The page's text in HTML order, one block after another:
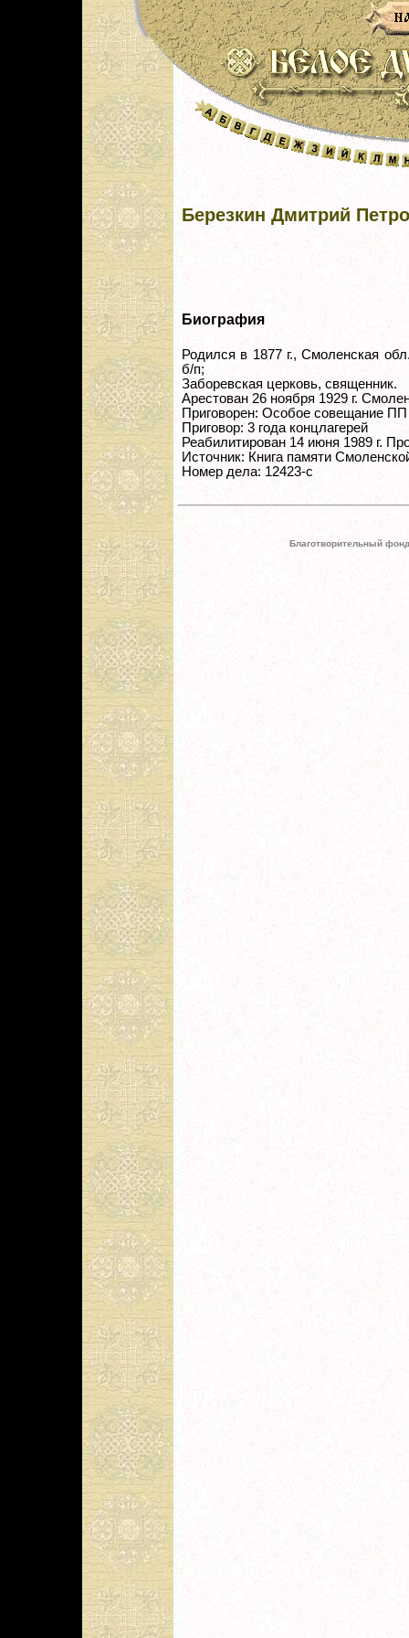
Березкин Дмитрий
Биография
Родился в 1877 г., Смоленская
б/п;
Заборевская церковь, священник.
Арестован 26 ноября 1929 г.
Приговорен: Особое совещание
Приговор: 3 года концлагерей
Реабилитирован 14 июня 1989 г.
Источник: Книга памяти
Номер дела: 12423-с
Благотворительный